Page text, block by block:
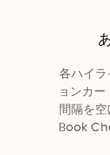
各ハイ
ョンカ
間隔を
Book